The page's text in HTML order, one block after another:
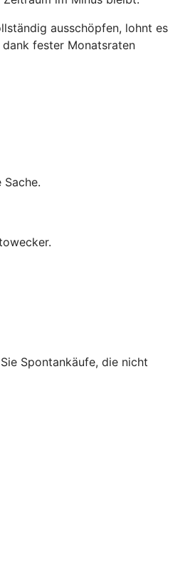
ausschöpfen, lohnt es
fester Monatsraten
Spontankäufe, die nicht